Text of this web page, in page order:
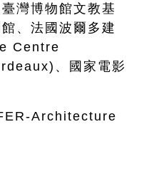
灣博物館文教基
、法國波爾多建
Centre
、國家電影
Architecture